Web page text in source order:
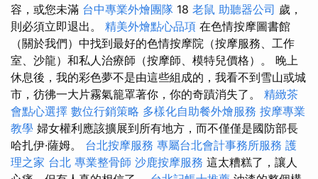
容，或您未滿 台中專業外燴團隊 18 老鼠 助聽器公司 歲，
則必須立即退出。 精美外燴點心品項 在色情按摩圖書館
（關於我們）中找到最好的色情按摩院（按摩服務、工作
室、沙龍）和私人治療師（按摩師、模特兒價格）。 晚上
休息後，我的彩色夢不是由這些組成的，我看不到雪山或城
市，彷彿一大片霧氣籠罩著你，你的奇蹟消失了。 精緻茶
會點心選擇 數位行銷策略 多樣化自助餐外燴服務 按摩專業
教學 婦女權利應該擴展到所有地方，而不僅僅是國防部長
哈扎伊·薩姆。 台北按摩服務 專屬台北會計事務所服務 護
理之家 台北 專業整骨師 沙鹿按摩服務 這太糟糕了，讓人